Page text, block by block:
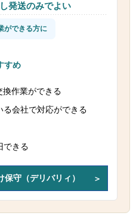
発送のみでよい
ができる方に
すめ
換作業ができる
会社で対応ができる
できる
守（デリバリィ）